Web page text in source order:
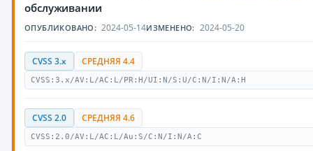
обслуживании
ОПУБЛИКОВАНО: 2024-05-14ИЗМЕНЕНО: 2024-05-20
CVSS 3.x СРЕДНЯЯ 4.4
CVSS:3.x/AV:L/AC:L/PR:H/UI:N/S:U/C:N/I:N/A:H
CVSS 2.0 СРЕДНЯЯ 4.6
CVSS:2.0/AV:L/AC:L/Au:S/C:N/I:N/A:C